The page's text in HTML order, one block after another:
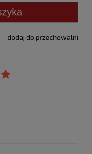
dodaj do przechowalni